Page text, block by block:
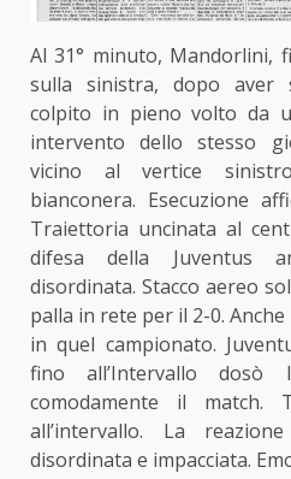
Al 31° minuto, Mandorlini,
sulla sinistra, dopo aver
colpito in pieno volto da
intervento dello stesso
vicino al vertice
bianconera. Esecuzione
Traiettoria uncinata al
difesa della Juventus
disordinata. Stacco aereo
palla in rete per il 2-0.
in quel campionato.
fino all’Intervallo dosò
comodamente il
all’intervallo. La
disordinata e impacciata.